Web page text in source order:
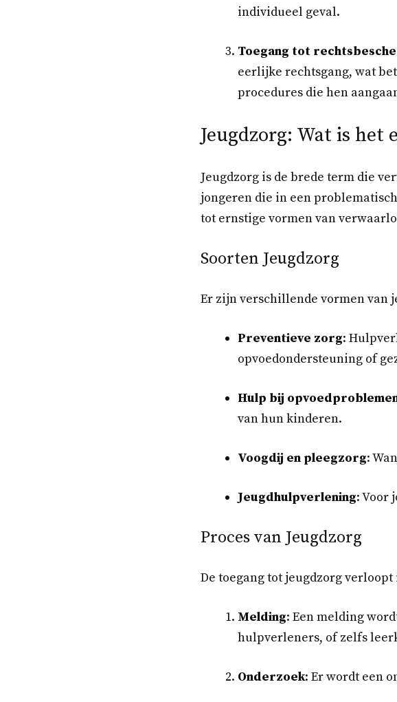
individueel geval.
Toegang tot
eerlijke rechtsgang, wat
procedures die hen
Jeugdzorg: Wat is het
Jeugdzorg is de brede term die
jongeren die in een
tot ernstige vormen van
Soorten Jeugdzorg
Er zijn verschillende vormen van
Preventieve zorg:
opvoedondersteuning of
Hulp bij
van hun kinderen.
Voogdij en pleegzorg:
Jeugdhulpverlening: Voor
Proces van Jeugdzorg
De toegang tot jeugdzorg
Melding: Een melding
hulpverleners, of zelfs
Onderzoek: Er wordt een